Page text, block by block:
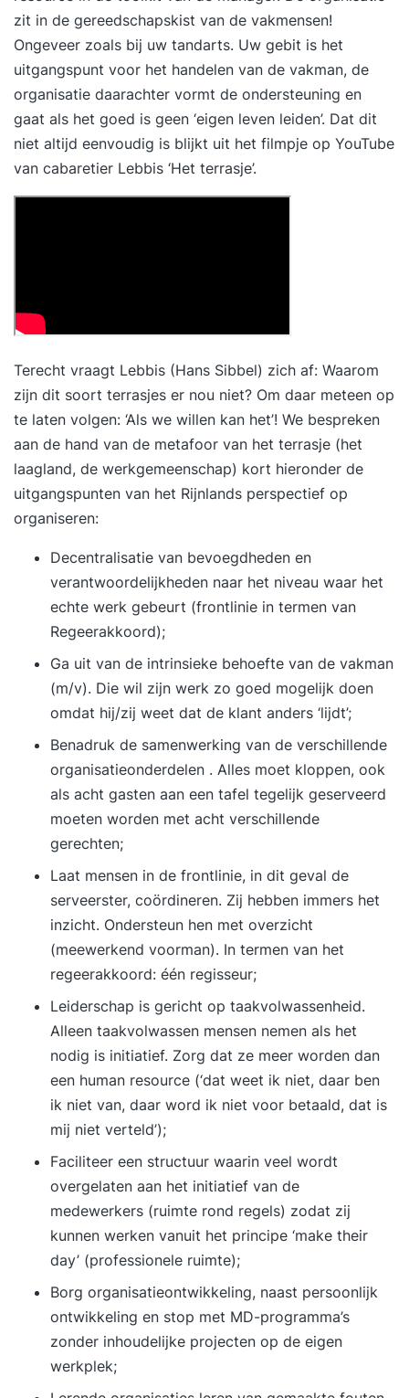
zit in de gereedschapskist van de vakmensen!
Ongeveer zoals bij uw tandarts. Uw gebit is het
uitgangspunt voor het handelen van de vakman, de
organisatie daarachter vormt de ondersteuning en
gaat als het goed is geen ‘eigen leven leiden’. Dat dit
niet altijd eenvoudig is blijkt uit het filmpje op YouTube
van cabaretier Lebbis ‘Het terrasje’.
Terecht vraagt Lebbis (Hans Sibbel) zich af: Waarom
zijn dit soort terrasjes er nou niet? Om daar meteen op
te laten volgen: ‘Als we willen kan het’! We bespreken
aan de hand van de metafoor van het terrasje (het
laagland, de werkgemeenschap) kort hieronder de
uitgangspunten van het Rijnlands perspectief op
organiseren:
Decentralisatie van bevoegdheden en
verantwoordelijkheden naar het niveau waar het
echte werk gebeurt (frontlinie in termen van
Regeerakkoord);
Ga uit van de intrinsieke behoefte van de vakman
(m/v). Die wil zijn werk zo goed mogelijk doen
omdat hij/zij weet dat de klant anders ‘lijdt’;
Benadruk de samenwerking van de verschillende
organisatieonderdelen . Alles moet kloppen, ook
als acht gasten aan een tafel tegelijk geserveerd
moeten worden met acht verschillende
gerechten;
Laat mensen in de frontlinie, in dit geval de
serveerster, coördineren. Zij hebben immers het
inzicht. Ondersteun hen met overzicht
(meewerkend voorman). In termen van het
regeerakkoord: één regisseur;
Leiderschap is gericht op taakvolwassenheid.
Alleen taakvolwassen mensen nemen als het
nodig is initiatief. Zorg dat ze meer worden dan
een human resource (‘dat weet ik niet, daar ben
ik niet van, daar word ik niet voor betaald, dat is
mij niet verteld’);
Faciliteer een structuur waarin veel wordt
overgelaten aan het initiatief van de
medewerkers (ruimte rond regels) zodat zij
kunnen werken vanuit het principe ‘make their
day’ (professionele ruimte);
Borg organisatieontwikkeling, naast persoonlijk
ontwikkeling en stop met MD-programma’s
zonder inhoudelijke projecten op de eigen
werkplek;